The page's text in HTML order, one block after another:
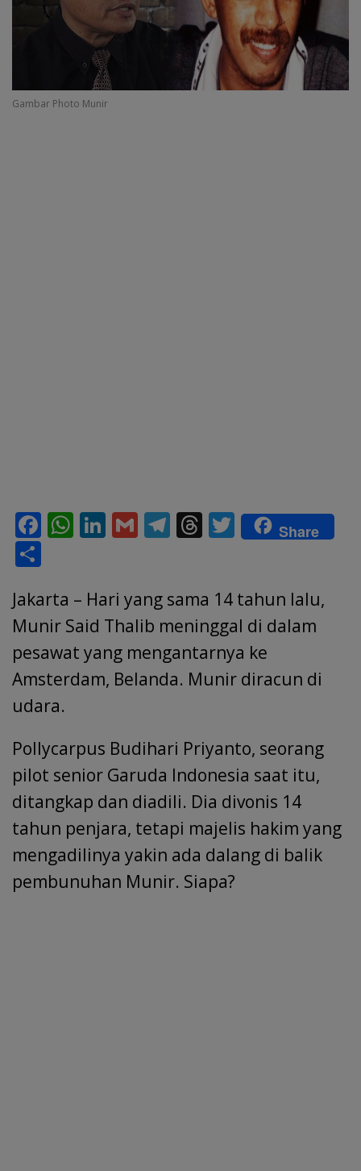
Gambar Photo Munir
F
b
o
o
k
W
s
A
p
p
Li
e
dI
n
G
l
T
gr
a
m
T
a
d
s
T
w
er
Share
ar
e
Jakarta – Hari yang sama 14 tahun lalu,
Munir Said Thalib meninggal di dalam
pesawat yang mengantarnya ke
Amsterdam, Belanda. Munir diracun di
udara.
Pollycarpus Budihari Priyanto, seorang
pilot senior Garuda Indonesia saat itu,
ditangkap dan diadili. Dia divonis 14
tahun penjara, tetapi majelis hakim yang
mengadilinya yakin ada dalang di balik
pembunuhan Munir. Siapa?